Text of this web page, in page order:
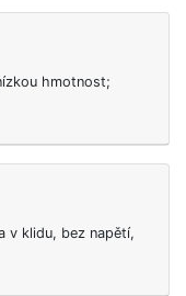
hmotnost;
v klidu, bez napětí,